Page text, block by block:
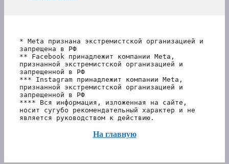
* Meta признана экстремистской организацией и
запрещена в РФ
** Facebook принадлежит компании Meta,
признанной экстремистской организацией и
запрещенной в РФ
*** Instagram принадлежит компании Meta,
признанной экстремистской организацией и
запрещенной в РФ
**** Вся информация, изложенная на сайте,
носит сугубо рекомендательный характер и не
является руководством к действию.
На главную